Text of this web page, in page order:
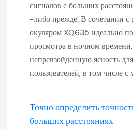
сигналов с больших
-либо прежде. В сочетании с
окуляром XQ635 идеально
просмотра в ночном времени,
непревзойденную ясность
пользователей, в том числе с
Точно определить
больших расстояниях